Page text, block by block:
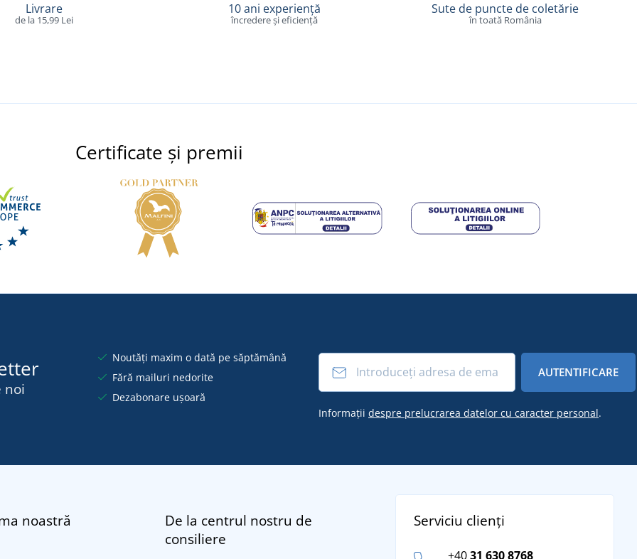
Livrare
de la 15,99 Lei
10 ani experiență
încredere și eficiență
Sute de puncte de coletărie
în toată România
Certificate și premii
noi
Noutăți maxim o dată pe săptămână
Fără mailuri nedorite
Dezabonare ușoară
AUTENTIFICARE
Informații despre prelucrarea datelor cu caracter personal.
noastră
De la centrul nostru de
consiliere
Serviciu clienți
+4031 630 8768